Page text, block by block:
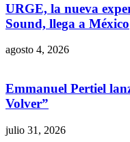
URGE, la nueva
Sound, llega a México
agosto 4, 2026
Emmanuel Pertiel
Volver”
julio 31, 2026